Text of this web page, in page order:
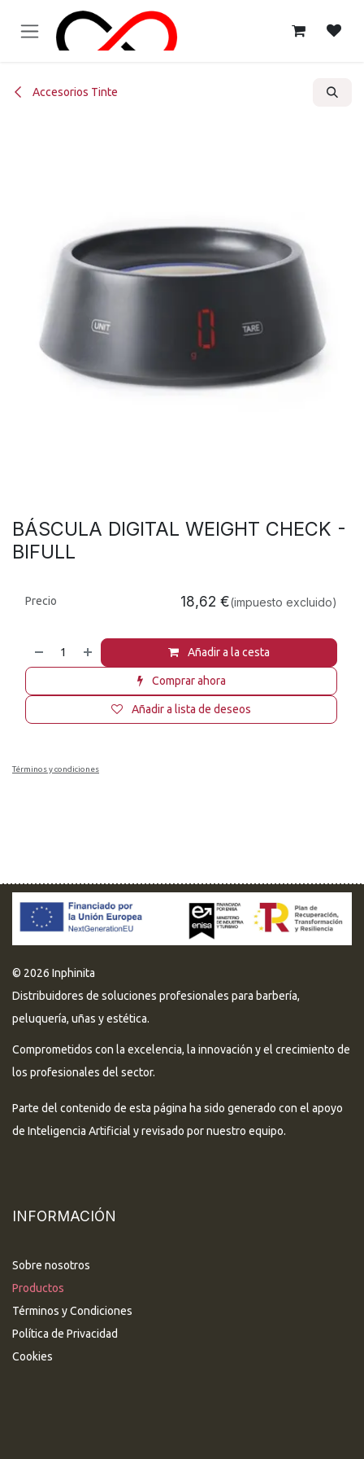
Accesorios Tinte
BÁSCULA DIGITAL WEIGHT CHECK -
BIFULL
Añadir a la cesta
Comprar ahora
Añadir a lista de deseos
Precio 18,62 €(impuesto excluido)
Términos y condiciones
© 2026 Inphinita
Distribuidores de soluciones profesionales para barbería,
peluquería, uñas y estética.
Comprometidos con la excelencia, la innovación y el crecimiento de
los profesionales del sector.
Parte del contenido de esta página ha sido generado con el apoyo
de Inteligencia Artificial y revisado por nuestro equipo.
INFORMACIÓN
Sobre nosotros
Productos
Términos y Condiciones
Política de Privacidad
Cookies